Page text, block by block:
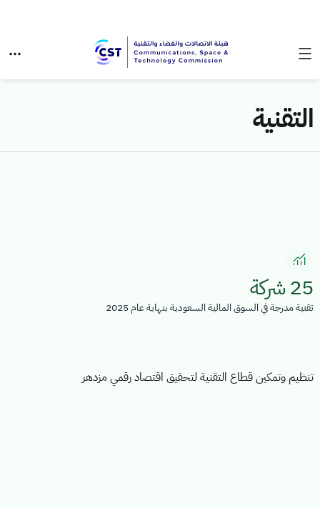
التقنية
25 شركة
تقنية مدرجة في السوق المالية السعودية بنهاية عام 2025
تنظيم وتمكين قطاع التقنية لتحقيق اقتصاد رقمي مزدهر